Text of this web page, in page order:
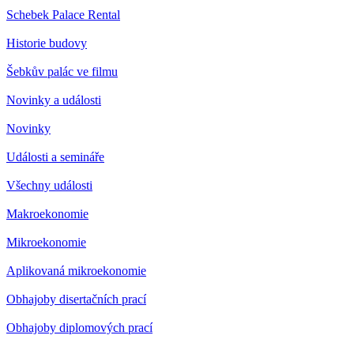
Schebek Palace Rental
Historie budovy
Šebkův palác ve filmu
Novinky a události
Novinky
Události a semináře
Všechny události
Makroekonomie
Mikroekonomie
Aplikovaná mikroekonomie
Obhajoby disertačních prací
Obhajoby diplomových prací